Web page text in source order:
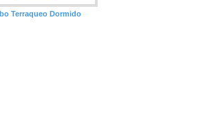
Terraqueo Dormido